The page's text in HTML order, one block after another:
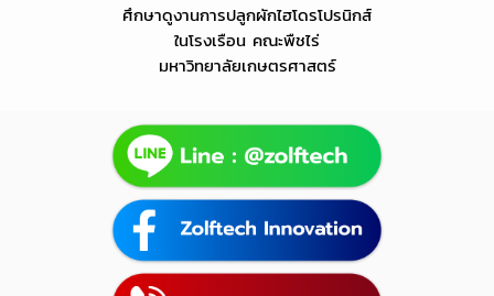
ศึกษาดูงานการปลูกผักไฮโดรโปรนิกส์
ในโรงเรือน คณะพืชไร่
มหาวิทยาลัยเกษตรศาสตร์